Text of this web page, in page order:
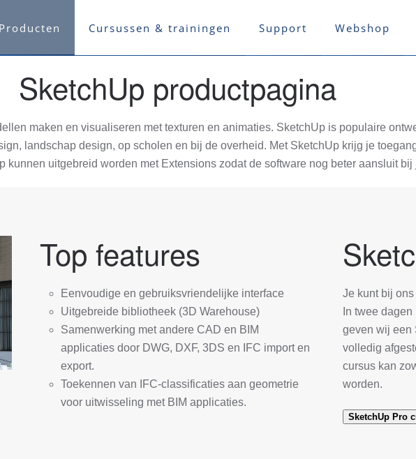
Producten Cursussen & trainingen Support Webshop
SketchUp productpagina
maken en visualiseren met texturen en animaties. SketchUp is populaire
landschap design, op scholen en bij de overheid. Met SketchUp krijg je
uitgebreid worden met Extensions zodat de software nog beter aansluit bij
Top features
Eenvoudige en gebruiksvriendelijke interface
Uitgebreide bibliotheek (3D Warehouse)
Samenwerking met andere CAD en BIM
applicaties door DWG, DXF, 3DS en IFC import en
export.
Toekennen van IFC-classificaties aan geometrie
voor uitwisseling met BIM applicaties.
Je kunt bij
In twee
geven wij een
volledig
cursus kan
worden.
SketchUp Pro